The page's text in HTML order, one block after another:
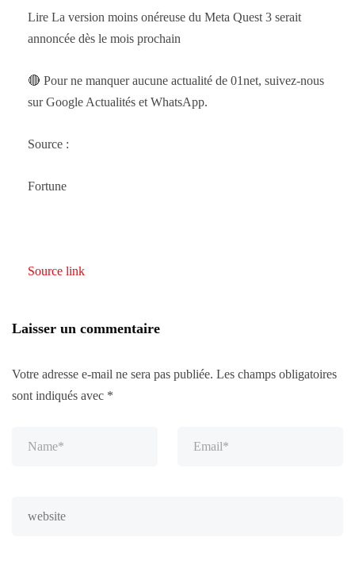
Lire La version moins onéreuse du Meta Quest 3 serait
annoncée dès le mois prochain
🔴 Pour ne manquer aucune actualité de 01net, suivez-nous
sur Google Actualités et WhatsApp.
Source :
Fortune
Source link
Laisser un commentaire
Votre adresse e-mail ne sera pas publiée. Les champs obligatoires
sont indiqués avec *